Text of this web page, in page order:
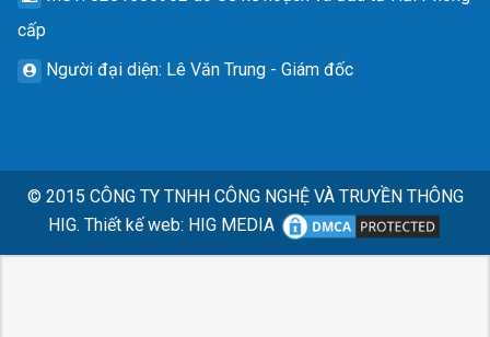
cấp
Người đại diện: Lê Văn Trung - Giám đốc
© 2015 CÔNG TY TNHH CÔNG NGHỆ VÀ TRUYỀN THÔNG
HIG. Thiết kế web: HIG MEDIA